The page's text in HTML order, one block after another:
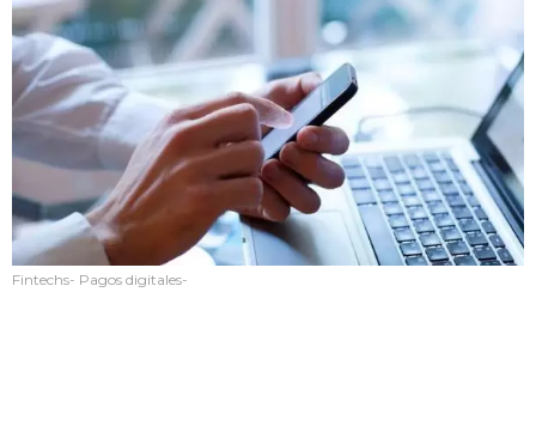
Fintechs- Pagos digitales-